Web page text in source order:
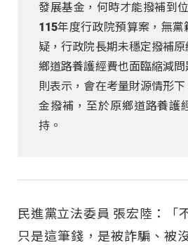
發展基金，何時才能撥補到
115年度行政院預算案，無黨
疑，行政院長期未穩定撥補
鄉道路養護經費也面臨縮減
則表示，會在考量財源情形
金撥補，至於原鄉道路養護
持。
民進黨立法委員 張宏陸：「
只是這筆錢，是被詐騙、被